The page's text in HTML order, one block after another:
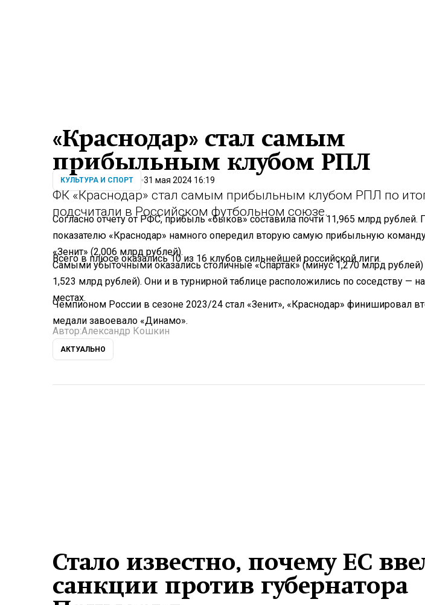
«Краснодар» стал самым
прибыльным клубом РПЛ
КУЛЬТУРА И СПОРТ 31 мая 2024 16:19
ФК «Краснодар» стал самым прибыльным клубом РПЛ по
подсчитали в Российском футбольном союзе.
Согласно отчету от РФС, прибыль «быков» составила почти 11,965 млрд рублей.
показателю «Краснодар» намного опередил вторую самую прибыльную
«Зенит» (2,006 млрд рублей).
Всего в плюсе оказались 10 из 16 клубов сильнейшей российской лиги.
Самыми убыточными оказались столичные «Спартак» (минус 1,270 млрд
1,523 млрд рублей). Они и в турнирной таблице расположились по соседству —
местах.
Чемпионом России в сезоне 2023/24 стал «Зенит», «Краснодар» финишировал
медали завоевало «Динамо».
Автор:Александр Кошкин
АКТУАЛЬНО
Стало известно, почему ЕС
санкции против губернатора